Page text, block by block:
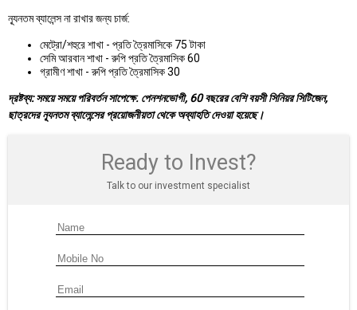
ন্যূনতম ব্যালেন্স না রাখার জন্য চার্জ:
মেট্রো/শহুরে শাখা - প্রতি ত্রৈমাসিকে 75 টাকা
সেমি আরবান শাখা - রুপি প্রতি ত্রৈমাসিক 60
গ্রামীণ শাখা - রুপি প্রতি ত্রৈমাসিক 30
দ্রষ্টব্য: সময়ে সময়ে পরিবর্তন সাপেক্ষে. পেনশনভোগী, 60 বছরের বেশি বয়সী সিনিয়র সিটিজেন,
ছাত্রদের ন্যূনতম ব্যালেন্সের প্রয়োজনীয়তা থেকে অব্যাহতি দেওয়া হয়েছে।
Ready to Invest?
Talk to our investment specialist